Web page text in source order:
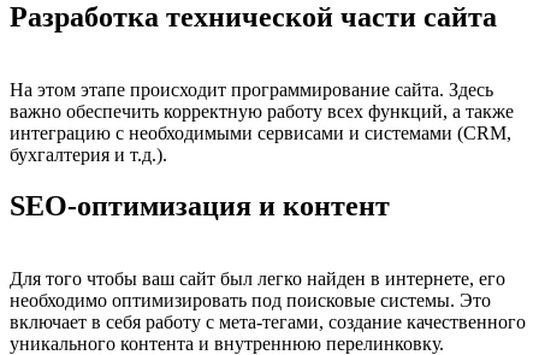
Разработка технической части сайта
На этом этапе происходит программирование сайта. Здесь
важно обеспечить корректную работу всех функций, а также
интеграцию с необходимыми сервисами и системами (CRM,
бухгалтерия и т.д.).
SEO-оптимизация и контент
Для того чтобы ваш сайт был легко найден в интернете, его
необходимо оптимизировать под поисковые системы. Это
включает в себя работу с мета-тегами, создание качественного
уникального контента и внутреннюю перелинковку.